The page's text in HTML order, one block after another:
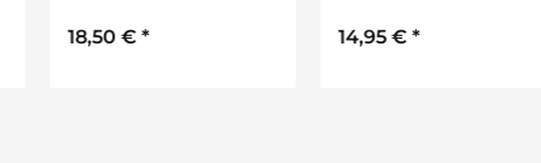
18,50 €* 14,95 €*